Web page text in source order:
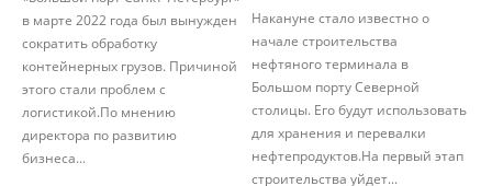
в марте 2022 года был вынужден
сократить обработку
контейнерных грузов. Причиной
этого стали проблем с
логистикой.По мнению
директора по развитию
бизнеса...
Накануне стало известно о
начале строительства
нефтяного терминала в
Большом порту Северной
столицы. Его будут использовать
для хранения и перевалки
нефтепродуктов.На первый этап
строительства уйдет...